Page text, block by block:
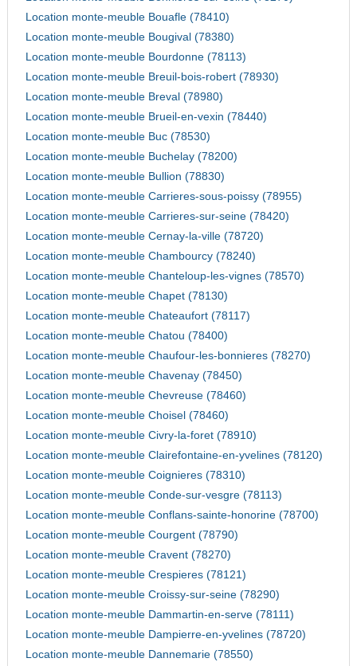
Location monte-meuble Bouafle (78410)
Location monte-meuble Bougival (78380)
Location monte-meuble Bourdonne (78113)
Location monte-meuble Breuil-bois-robert (78930)
Location monte-meuble Breval (78980)
Location monte-meuble Brueil-en-vexin (78440)
Location monte-meuble Buc (78530)
Location monte-meuble Buchelay (78200)
Location monte-meuble Bullion (78830)
Location monte-meuble Carrieres-sous-poissy (78955)
Location monte-meuble Carrieres-sur-seine (78420)
Location monte-meuble Cernay-la-ville (78720)
Location monte-meuble Chambourcy (78240)
Location monte-meuble Chanteloup-les-vignes (78570)
Location monte-meuble Chapet (78130)
Location monte-meuble Chateaufort (78117)
Location monte-meuble Chatou (78400)
Location monte-meuble Chaufour-les-bonnieres (78270)
Location monte-meuble Chavenay (78450)
Location monte-meuble Chevreuse (78460)
Location monte-meuble Choisel (78460)
Location monte-meuble Civry-la-foret (78910)
Location monte-meuble Clairefontaine-en-yvelines (78120)
Location monte-meuble Coignieres (78310)
Location monte-meuble Conde-sur-vesgre (78113)
Location monte-meuble Conflans-sainte-honorine (78700)
Location monte-meuble Courgent (78790)
Location monte-meuble Cravent (78270)
Location monte-meuble Crespieres (78121)
Location monte-meuble Croissy-sur-seine (78290)
Location monte-meuble Dammartin-en-serve (78111)
Location monte-meuble Dampierre-en-yvelines (78720)
Location monte-meuble Dannemarie (78550)